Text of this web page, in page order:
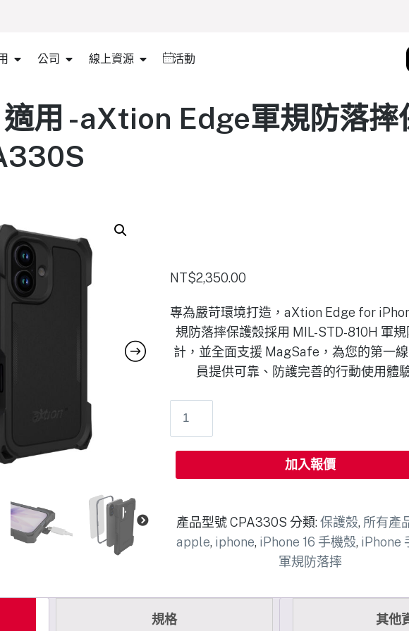
公司 線上資源 活動
用 -aXtion Edge軍規防落摔
NT$2,350.00
專為嚴苛環境打造，aXtion Edge for
規防落摔保護殼採用 MIL-STD-810H 軍
計，並全面支援 MagSafe，為您的第一
員提供可靠、防護完善的行動使用體
加入報價
產品型號CPA330S 分類:保護殼, 所有產
apple, iphone, iPhone 16 手機殼, iPhone
軍規防落摔
規格 其他